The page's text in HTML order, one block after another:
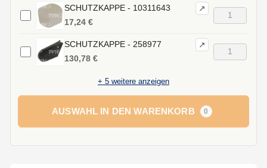
SCHUTZKAPPE - 10311643 ↗
17,24 €
SCHUTZKAPPE - 258977 ↗
130,78 €
+ 5 weitere anzeigen
AUSWAHL IN DEN WARENKORB 0